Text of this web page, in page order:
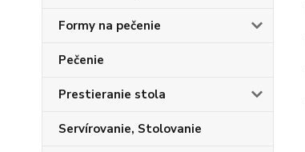
Formy na pečenie
Pečenie
Prestieranie stola
Servírovanie, Stolovanie